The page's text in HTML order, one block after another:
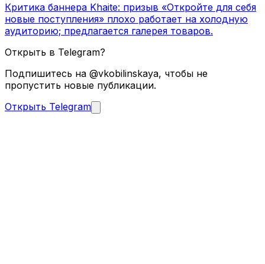
Критика баннера Khaite: призыв «Откройте для себя
новые поступления» плохо работает на холодную
аудиторию; предлагается галерея товаров.
Открыть в Telegram?
Подпишитесь на @vkobilinskaya, чтобы не
пропустить новые публикации.
Открыть Telegram